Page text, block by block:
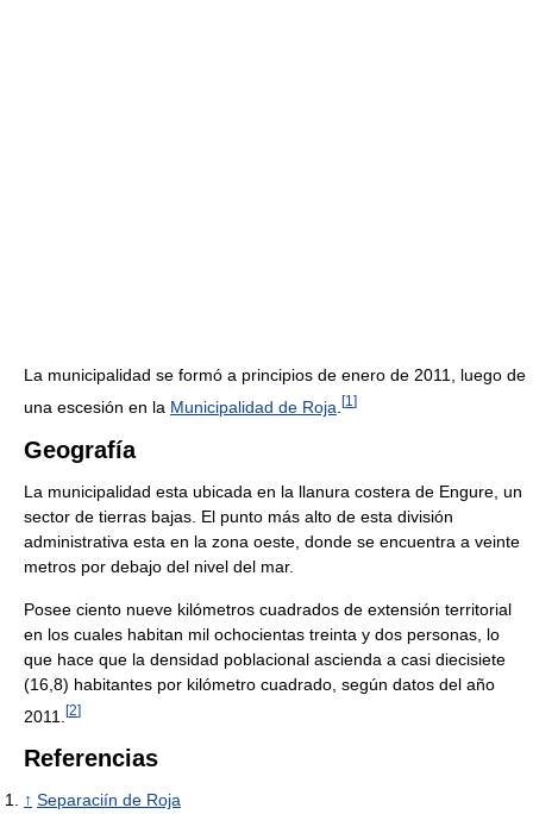
La municipalidad se formó a principios de enero de 2011, luego de
una escesión en la Municipalidad de Roja [1 ]
Geografía
La municipalidad esta ubicada en la llanura costera de Engure, un
sector de tierras bajas. El punto más alto de esta división
administrativa esta en la zona oeste, donde se encuentra a veinte
metros por debajo del nivel del mar.
Posee ciento nueve kilómetros cuadrados de extensión territorial
en los cuales habitan mil ochocientas treinta y dos personas, lo
que hace que la densidad poblacional ascienda a casi diecisiete
(16,8) habitantes por kilómetro cuadrado, según datos del año
2011. [2]
Referencias
↑ Separaciín de Roja